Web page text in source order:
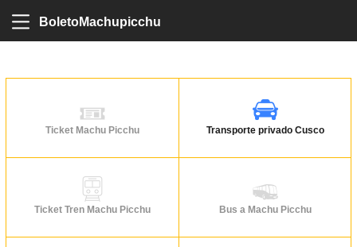
BoletoMachupicchu
Ticket Machu Picchu
Ticket Tren Machu Picchu
Transporte privado Cusco
Bus a Machu Picchu